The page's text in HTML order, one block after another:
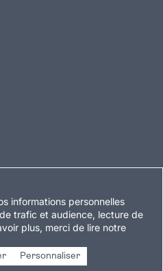
informations personnelles
trafic et audience, lecture de
plus, merci de lire notre
Personnaliser
légales
: partiellement conforme